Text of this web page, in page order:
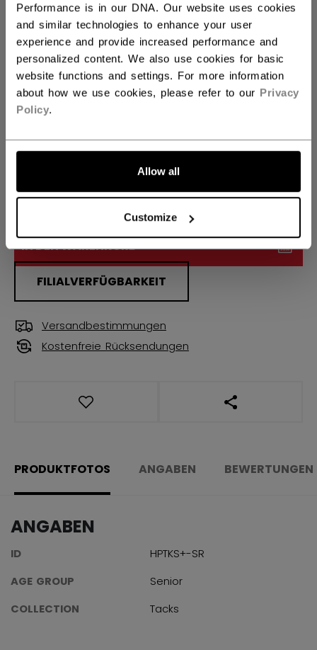
Performance is in our DNA. Our website uses cookies
and similar technologies to enhance your user
experience and provide increased performance and
personalized content. We also use cookies for basic
website functions and settings. For more information
about how we use cookies, please refer to our Privacy
Policy.
Allow all
Customize
COLOR
ausgewählt
GRÖSSE
MENGE
IN DEN WARENKORB
FILIALVERFÜGBARKEIT
Versandbestimmungen
Kostenfreie Rücksendungen
LINKS ZUM
PRODUKTFOTOS ANGABEN BEWERTUNGEN
ANGABEN
ID
HPTKS+-SR
AGE GROUP
Senior
COLLECTION
Tacks